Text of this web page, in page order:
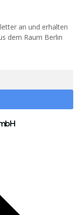
an und erhalten
dem Raum Berlin